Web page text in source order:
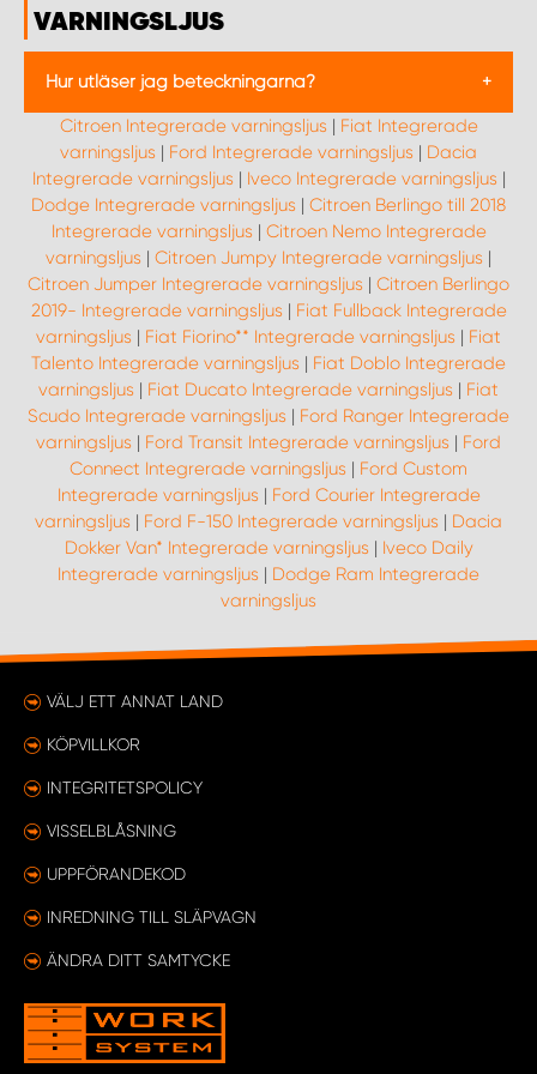
VARNINGSLJUS
Hur utläser jag beteckningarna?
Våra integrerade varningsljus WORK FLARE säljs i
flera olika kit för att passa alla typer av
behov.Genom att följa guiden nedan kan du enkelt
hitta ett kit som passar dig. Tänk också på att din bil
behöver vara utrustad med våra takräcken WORK
BAR (säljs separat).
SOLO – Kit förETTtakräcke med integrerade
varningsljus.
DUO– Kit förTVÅtakräcken
medOLIKA uppsättningar integrerade varningsljus.
TWIN– Kit för TVÅtakräcken
medIDENTISKuppsättning integrerade varningsljus.
DIAGONAL– Kit förTVÅtakräcken
medDIAGONALT monterade integrerade
varningsljus.
SOLO, DUO & TWIN kompletteras med
storleksbeteckningarna S, M &Lför att beskriva
mängden integrerade varningsljus som ingår i kitet.
Citroen Integrerade varningsljus | Fiat Integrerade
varningsljus | Ford Integrerade varningsljus | Dacia
Integrerade varningsljus | Iveco Integrerade varningsljus |
Dodge Integrerade varningsljus | Citroen Berlingo till 2018
Integrerade varningsljus | Citroen Nemo Integrerade
varningsljus | Citroen Jumpy Integrerade varningsljus |
Citroen Jumper Integrerade varningsljus | Citroen Berlingo
2019- Integrerade varningsljus | Fiat Fullback Integrerade
varningsljus | Fiat Fiorino** Integrerade varningsljus | Fiat
Talento Integrerade varningsljus | Fiat Doblo Integrerade
varningsljus | Fiat Ducato Integrerade varningsljus | Fiat
Scudo Integrerade varningsljus | Ford Ranger Integrerade
varningsljus | Ford Transit Integrerade varningsljus | Ford
Connect Integrerade varningsljus | Ford Custom
Integrerade varningsljus | Ford Courier Integrerade
varningsljus | Ford F-150 Integrerade varningsljus | Dacia
Dokker Van* Integrerade varningsljus | Iveco Daily
Integrerade varningsljus | Dodge Ram Integrerade
varningsljus
VÄLJ ETT ANNAT LAND
KÖPVILLKOR
INTEGRITETSPOLICY
VISSELBLÅSNING
UPPFÖRANDEKOD
INREDNING TILL SLÄPVAGN
ÄNDRA DITT SAMTYCKE